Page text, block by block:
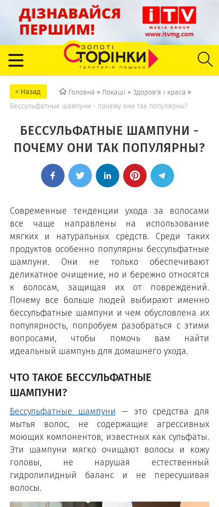
Головна > Локації > Здоров'я і краса >
Бессульфатные шампуни - почему они так популярны?
БЕССУЛЬФАТНЫЕ ШАМПУНИ -
ПОЧЕМУ ОНИ ТАК ПОПУЛЯРНЫ?
Современные тенденции ухода за волосами
все чаще направлены на использование
мягких и натуральных средств. Среди таких
продуктов особенно популярны бессульфатные
шампуни. Они не только обеспечивают
деликатное очищение, но и бережно относятся
к волосам, защищая их от повреждений.
Почему все больше людей выбирают именно
бессульфатные шампуни и чем обусловлена их
популярность, попробуем разобраться с этими
вопросами, чтобы помочь вам найти
идеальный шампунь для домашнего ухода.
ЧТО ТАКОЕ БЕССУЛЬФАТНЫЕ
ШАМПУНИ?
Бессульфатные шампуни — это средства для
мытья волос, не содержащие агрессивных
моющих компонентов, известных как сульфаты.
Эти шампуни мягко очищают волосы и кожу
головы, не нарушая естественный
гидролипидный баланс и не пересушивая
волосы.